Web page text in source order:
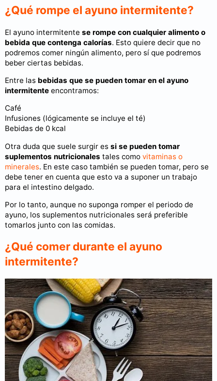
¿Qué rompe el ayuno intermitente?
El ayuno intermitente se rompe con cualquier alimento o
bebida que contenga calorías. Esto quiere decir que no
podremos comer ningún alimento, pero sí que podremos
beber ciertas bebidas.
Entre las bebidas que se pueden tomar en el ayuno
intermitente encontramos:
Café
Infusiones (lógicamente se incluye el té)
Bebidas de 0 kcal
Otra duda que suele surgir es si se pueden tomar
suplementos nutricionales tales como vitaminas o
minerales. En este caso también se pueden tomar, pero se
debe tener en cuenta que esto va a suponer un trabajo
para el intestino delgado.
Por lo tanto, aunque no suponga romper el periodo de
ayuno, los suplementos nutricionales será preferible
tomarlos junto con las comidas.
¿Qué comer durante el ayuno
intermitente?